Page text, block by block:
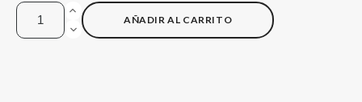
AÑADIR AL CARRITO